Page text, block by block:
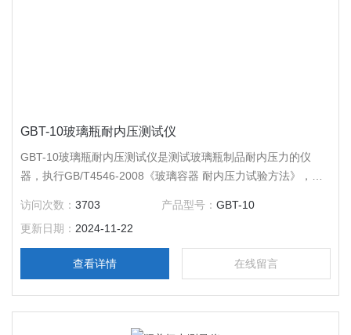
GBT-10玻璃瓶耐内压测试仪
GBT-10玻璃瓶耐内压测试仪是测试玻璃瓶制品耐内压力的仪
器，执行GB/T4546-2008《玻璃容器 耐内压力试验方法》，耐
抗生素瓶等各类玻璃瓶的抗内压力性能，产品同样符合
《YBB00172003-2015 耐内压力测定法》标准，仪器具备“保压
测试”和“线性增压测试”两种方法。
访问次数：3703 产品型号：GBT-10
更新日期： 2024-11-22
查看详情 在线留言